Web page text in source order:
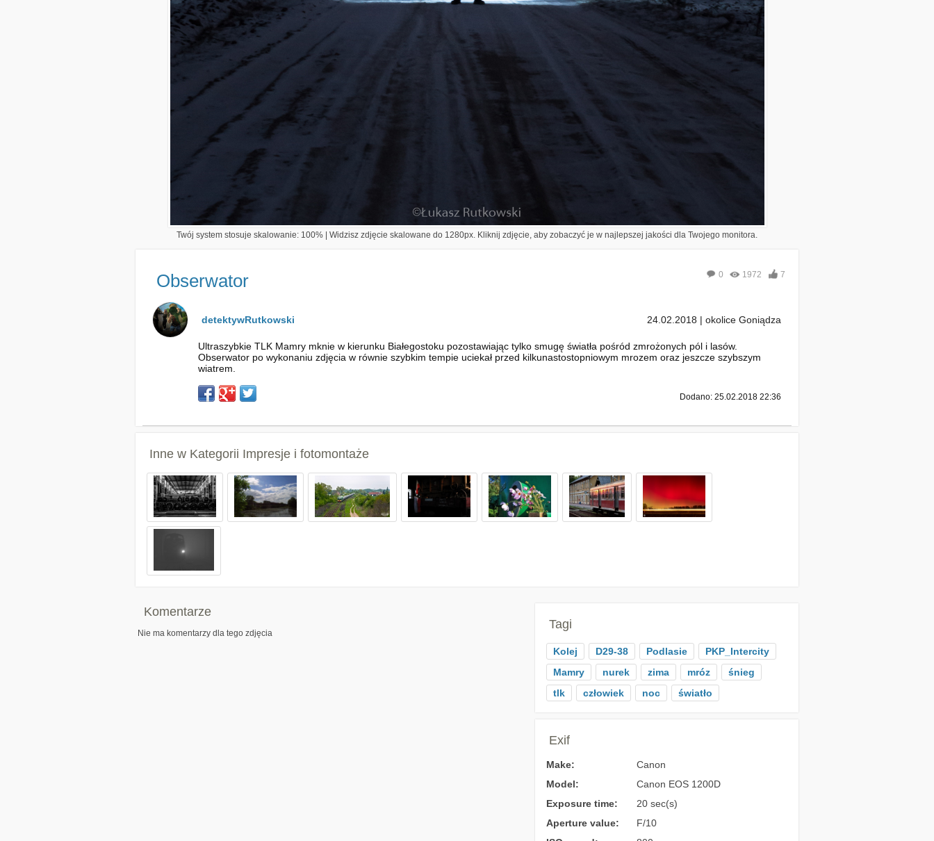
Twój system stosuje skalowanie: 100% | Widzisz zdjęcie skalowane do 1280px. Kliknij zdjęcie, aby zobaczyć je w najlepszej jakości dla Twojego monitora.
Obserwator 0 1972 7
detektywRutkowski 24.02.2018 | okolice Goniądza
Ultraszybkie TLK Mamry mknie w kierunku Białegostoku pozostawiając tylko smugę światła pośród zmrożonych pól i lasów.
Obserwator po wykonaniu zdjęcia w równie szybkim tempie uciekał przed kilkunastostopniowym mrozem oraz jeszcze szybszym
wiatrem.
Dodano: 25.02.2018 22:36
Inne w Kategorii Impresje i fotomontaże
Komentarze
Nie ma komentarzy dla tego zdjęcia
Tagi
Kolej D29-38 Podlasie
PKP_Intercity
Mamry
nurek zima mróz
śnieg
tlk
człowiek noc światło
Exif
Make:
Canon
Model:
Canon EOS 1200D
Exposure time:
20 sec(s)
Aperture value:
F/10